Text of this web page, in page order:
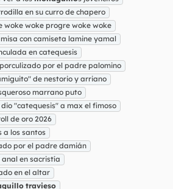
en su curro de chapero
woke woke progre woke woke
con camiseta lamine yamal
en catequesis
porculizado por el padre palomino
de nestorio y arriano
marrano puto
"catequesis" a max el fimoso
de oro 2026
a los santos
por el padre damián
en sacristía
en el altar
travieso